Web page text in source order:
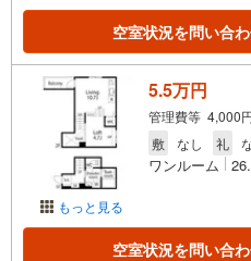
空室状況を問い合
もっと見る
5.5万円
管理費等 4,000
敷
なし 礼
ワンルーム
空室状況を問い合